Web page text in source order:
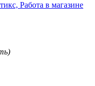
Работа в магазине